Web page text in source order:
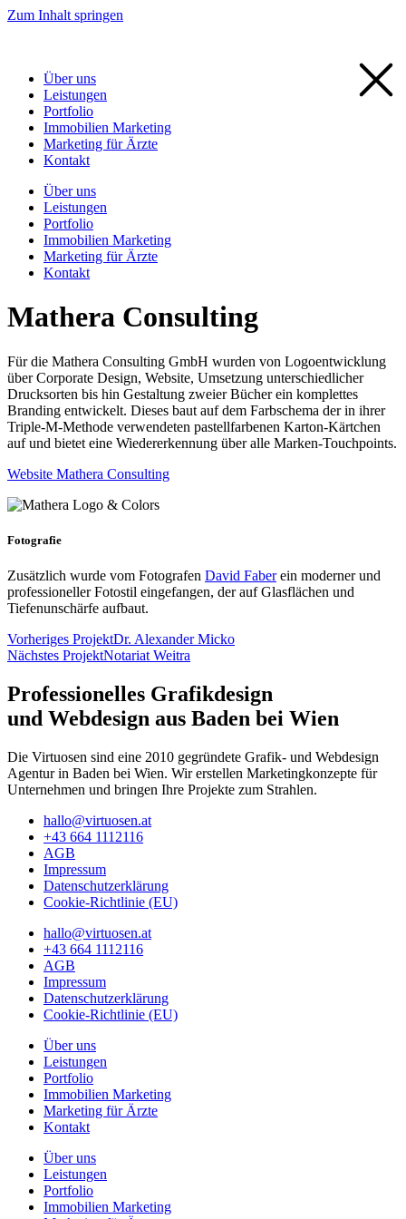
Zum Inhalt springen
Über uns
Leistungen
Portfolio
Immobilien Marketing
Marketing für Ärzte
Kontakt
Über uns
Leistungen
Portfolio
Immobilien Marketing
Marketing für Ärzte
Kontakt
Mathera Consulting
Für die Mathera Consulting GmbH wurden von Logoentwicklung
über Corporate Design, Website, Umsetzung unterschiedlicher
Drucksorten bis hin Gestaltung zweier Bücher ein komplettes
Branding entwickelt. Dieses baut auf dem Farbschema der in ihrer
Triple-M-Methode verwendeten pastellfarbenen Karton-Kärtchen
auf und bietet eine Wiedererkennung über alle Marken-Touchpoints.
Website Mathera Consulting
Fotografie
Zusätzlich wurde vom Fotografen David Faberein moderner und
professioneller Fotostil eingefangen, der auf Glasflächen und
Tiefenunschärfe aufbaut.
Vorheriges ProjektDr. Alexander Micko
Nächstes ProjektNotariat Weitra
Professionelles Grafikdesign
und Webdesign aus Baden bei Wien
Die Virtuosen sind eine 2010 gegründete Grafik- und Webdesign
Agentur in Baden bei Wien. Wir erstellen Marketingkonzepte für
Unternehmen und bringen Ihre Projekte zum Strahlen.
hallo@virtuosen.at
+43 664 1112116
AGB
Impressum
Datenschutzerklärung
Cookie-Richtlinie (EU)
hallo@virtuosen.at
+43 664 1112116
AGB
Impressum
Datenschutzerklärung
Cookie-Richtlinie (EU)
Über uns
Leistungen
Portfolio
Immobilien Marketing
Marketing für Ärzte
Kontakt
Über uns
Leistungen
Portfolio
Immobilien Marketing